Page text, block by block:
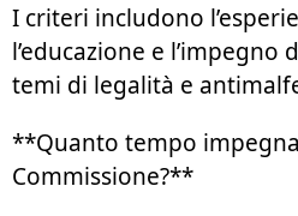
I criteri includono
l’educazione e
temi di legalità e
**Quanto tempo
Commissione?**